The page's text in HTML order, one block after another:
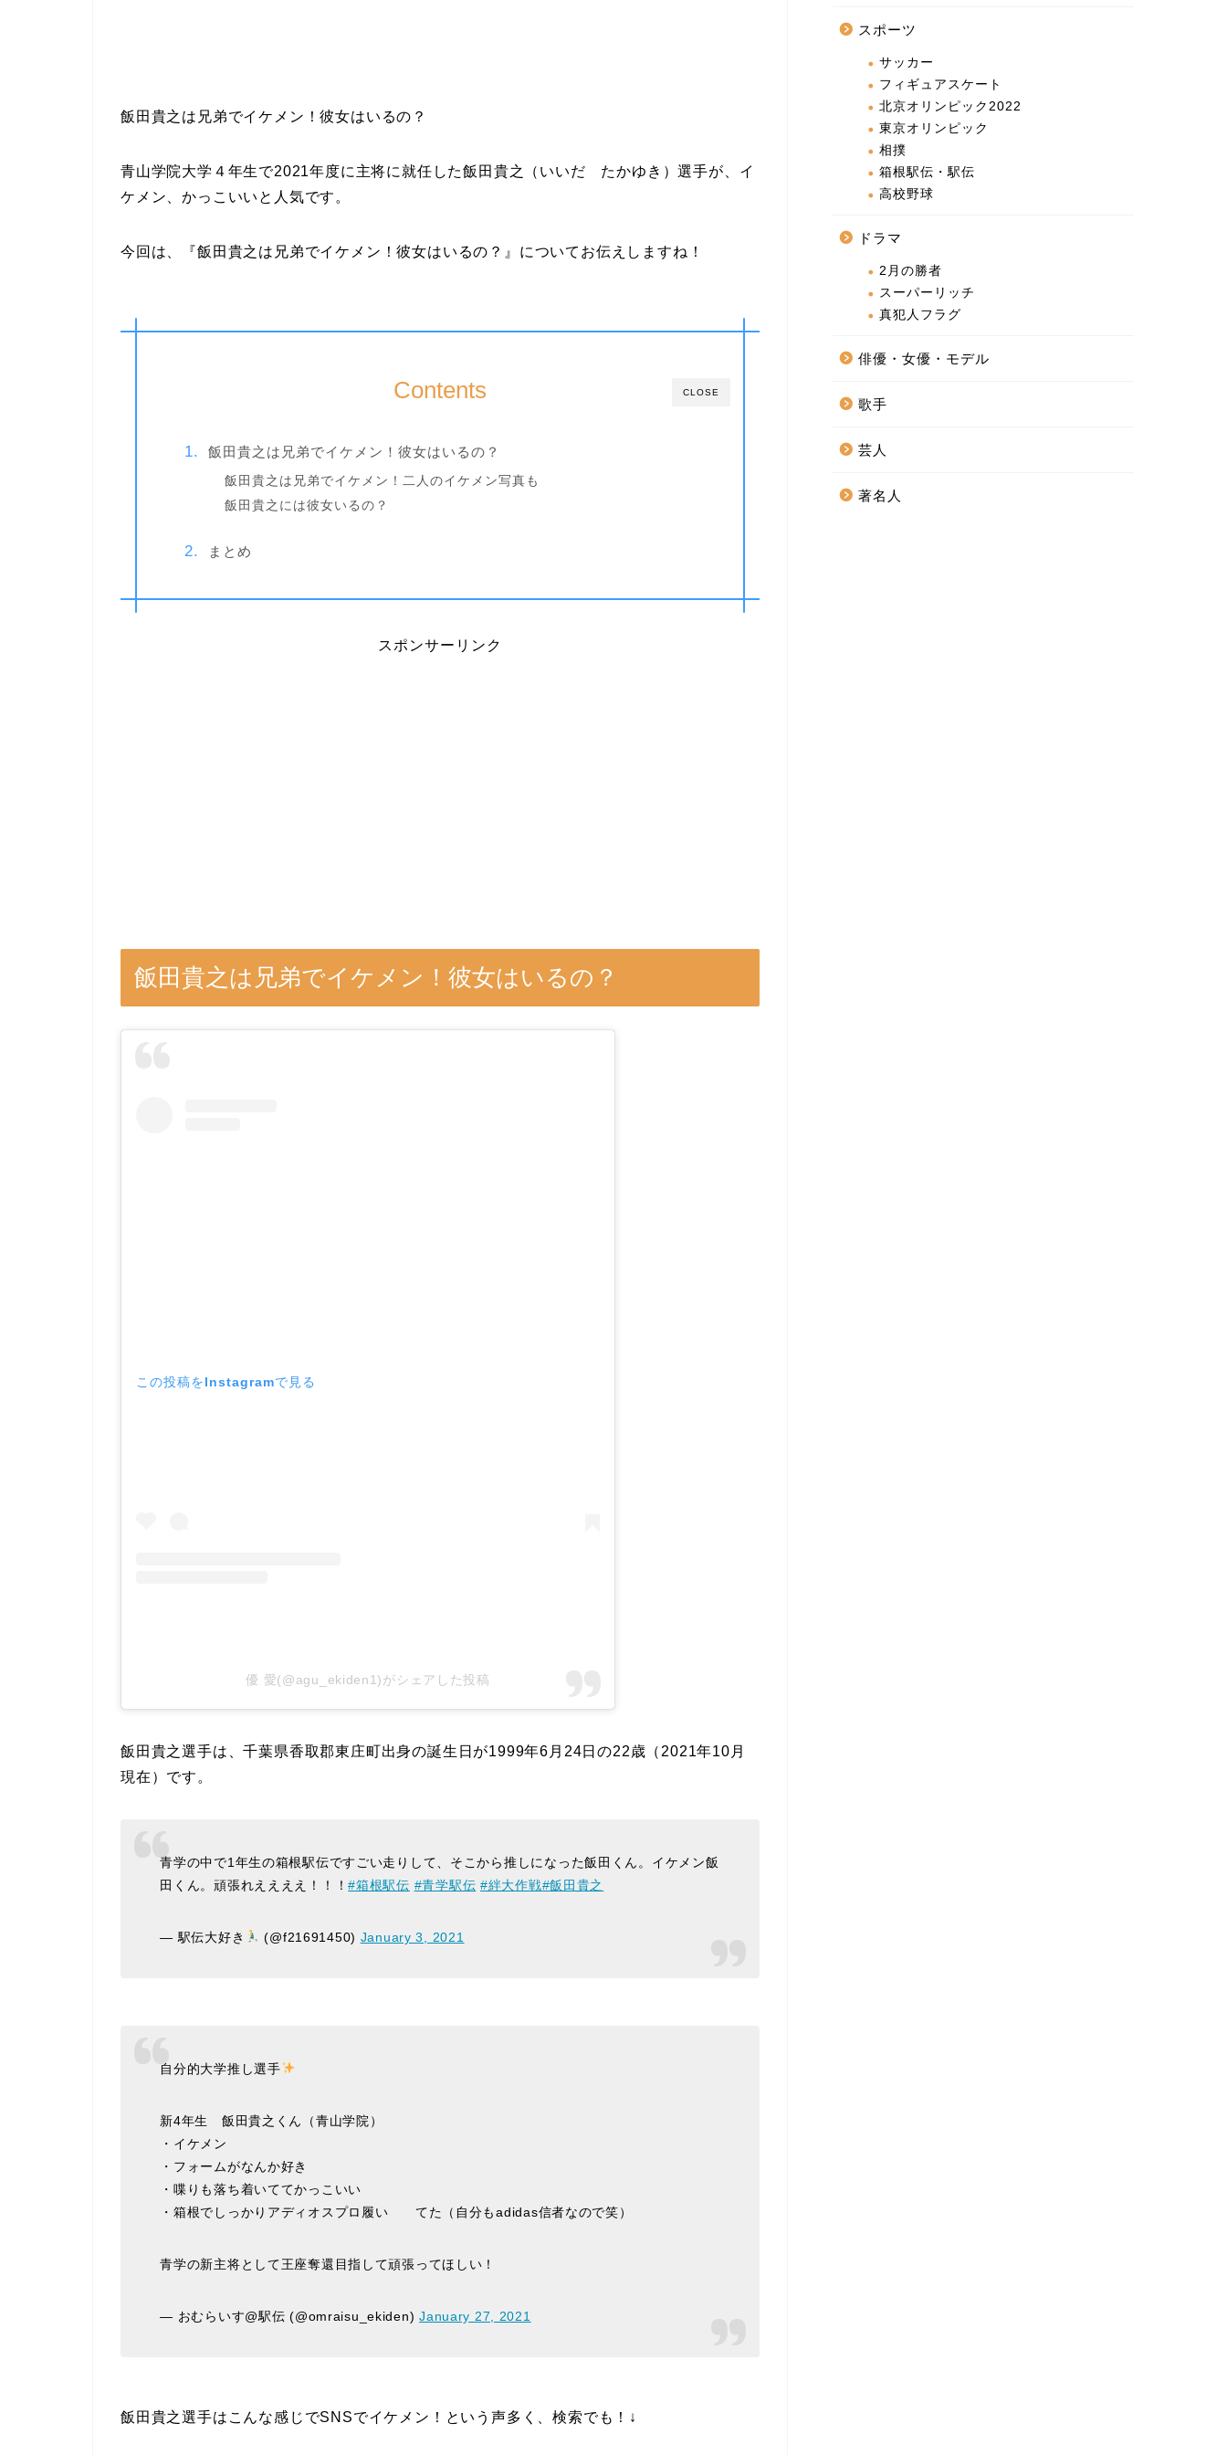
飯田貴之は兄弟でイケメン！彼女はいるの？
青山学院大学４年生で2021年度に主将に就任した飯田貴之（いいだ たかゆき）選手が、イ
ケメン、かっこいいと人気です。
今回は、『飯田貴之は兄弟でイケメン！彼女はいるの？』についてお伝えしますね！
CLOSE
Contents
飯田貴之は兄弟でイケメン！彼女はいるの？
飯田貴之は兄弟でイケメン！二人のイケメン写真も
飯田貴之には彼女いるの？
まとめ
スポンサーリンク
飯田貴之は兄弟でイケメン！彼女はいるの？
この投稿をInstagramで見る
優 愛(@agu_ekiden1)がシェアした投稿
飯田貴之選手は、千葉県香取郡東庄町出身の誕生日が1999年6月24日の22歳（2021年10月
現在）です。
青学の中で1年生の箱根駅伝ですごい走りして、そこから推しになった飯田くん。イケメン飯
田くん。頑張れええええ！！！#箱根駅伝 #青学駅伝 #絆大作戦#飯田貴之
— 駅伝大好き (@f21691450) January 3, 2021
自分的大学推し選手
新4年生 飯田貴之くん（青山学院）
・イケメン
・フォームがなんか好き
・喋りも落ち着いててかっこいい
・箱根でしっかりアディオスプロ履い てた（自分もadidas信者なので笑）
青学の新主将として王座奪還目指して頑張ってほしい！
— おむらいす@駅伝 (@omraisu_ekiden)January 27, 2021
飯田貴之選手はこんな感じでSNSでイケメン！という声多く、検索でも！↓
スポーツ
サッカー
フィギュアスケート
北京オリンピック2022
東京オリンピック
相撲
箱根駅伝・駅伝
高校野球
ドラマ
2月の勝者
スーパーリッチ
真犯人フラグ
俳優・女優・モデル
歌手
芸人
著名人